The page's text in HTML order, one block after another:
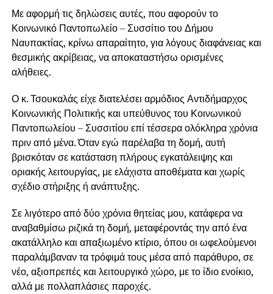
Με αφορμή τις δηλώσεις αυτές, που αφορούν το
Κοινωνικό Παντοπωλείο – Συσσίτιο του Δήμου
Ναυπακτίας, κρίνω απαραίτητο, για λόγους διαφάνειας και
θεσμικής ακρίβειας, να αποκαταστήσω ορισμένες
αλήθειες.
Ο κ. Τσουκαλάς είχε διατελέσει αρμόδιος Αντιδήμαρχος
Κοινωνικής Πολιτικής και υπεύθυνος του Κοινωνικού
Παντοπωλείου – Συσσιτίου επί τέσσερα ολόκληρα χρόνια
πριν από μένα. Όταν εγώ παρέλαβα τη δομή, αυτή
βρισκόταν σε κατάσταση πλήρους εγκατάλειψης και
οριακής λειτουργίας, με ελάχιστα αποθέματα και χωρίς
σχέδιο στήριξης ή ανάπτυξης.
Σε λιγότερο από δύο χρόνια θητείας μου, κατάφερα να
αναβαθμίσω ριζικά τη δομή, μεταφέροντάς την από ένα
ακατάλληλο και απαξιωμένο κτίριο, όπου οι ωφελούμενοι
παραλάμβαναν τα τρόφιμά τους μέσα από παράθυρο, σε
νέο, αξιοπρεπές και λειτουργικό χώρο, με το ίδιο ενοίκιο,
αλλά με πολλαπλάσιες παροχές.